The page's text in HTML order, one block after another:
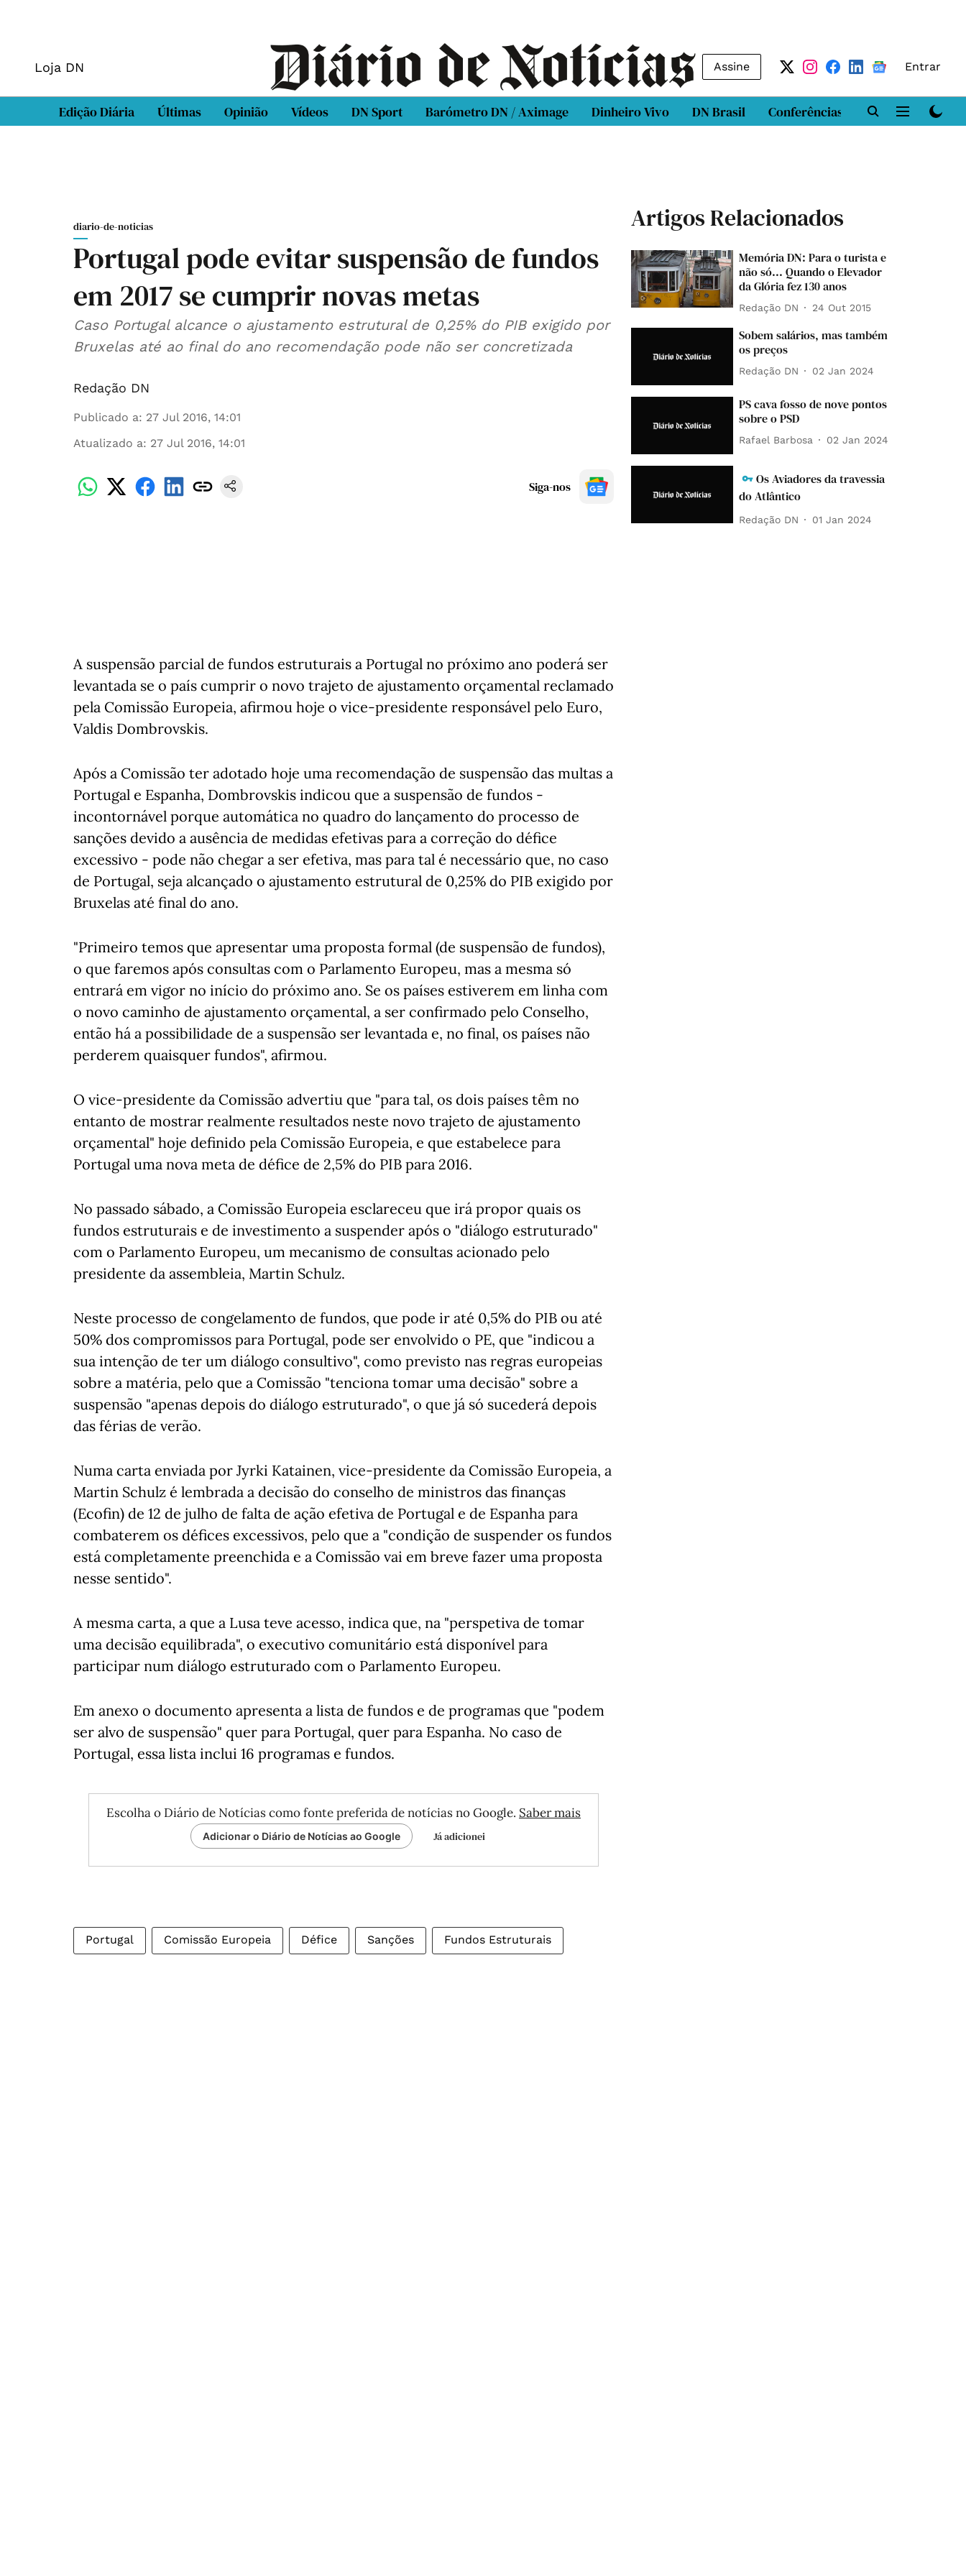
Loja DN Assine Entrar
Edição Diária Últimas Opinião Vídeos DN Sport Barómetro DN / Aximage Dinheiro Vivo DN Brasil Conferências DN LAB
diario-de-noticias
Portugal pode evitar suspensão de fundos
em 2017 se cumprir novas metas
Caso Portugal alcance o ajustamento estrutural de 0,25% do PIB exigido por
Bruxelas até ao final do ano recomendação pode não ser concretizada
Redação DN
Publicado a: 27 Jul 2016, 14:01
Atualizado a: 27 Jul 2016, 14:01
Siga-nos
A suspensão parcial de fundos estruturais a Portugal no próximo ano poderá ser
levantada se o país cumprir o novo trajeto de ajustamento orçamental reclamado
pela Comissão Europeia, afirmou hoje o vice-presidente responsável pelo Euro,
Valdis Dombrovskis.
Após a Comissão ter adotado hoje uma recomendação de suspensão das multas a
Portugal e Espanha, Dombrovskis indicou que a suspensão de fundos -
incontornável porque automática no quadro do lançamento do processo de
sanções devido a ausência de medidas efetivas para a correção do défice
excessivo - pode não chegar a ser efetiva, mas para tal é necessário que, no caso
de Portugal, seja alcançado o ajustamento estrutural de 0,25% do PIB exigido por
Bruxelas até final do ano.
"Primeiro temos que apresentar uma proposta formal (de suspensão de fundos),
o que faremos após consultas com o Parlamento Europeu, mas a mesma só
entrará em vigor no início do próximo ano. Se os países estiverem em linha com
o novo caminho de ajustamento orçamental, a ser confirmado pelo Conselho,
então há a possibilidade de a suspensão ser levantada e, no final, os países não
perderem quaisquer fundos", afirmou.
O vice-presidente da Comissão advertiu que "para tal, os dois países têm no
entanto de mostrar realmente resultados neste novo trajeto de ajustamento
orçamental" hoje definido pela Comissão Europeia, e que estabelece para
Portugal uma nova meta de défice de 2,5% do PIB para 2016.
No passado sábado, a Comissão Europeia esclareceu que irá propor quais os
fundos estruturais e de investimento a suspender após o "diálogo estruturado"
com o Parlamento Europeu, um mecanismo de consultas acionado pelo
presidente da assembleia, Martin Schulz.
Neste processo de congelamento de fundos, que pode ir até 0,5% do PIB ou até
50% dos compromissos para Portugal, pode ser envolvido o PE, que "indicou a
sua intenção de ter um diálogo consultivo", como previsto nas regras europeias
sobre a matéria, pelo que a Comissão "tenciona tomar uma decisão" sobre a
suspensão "apenas depois do diálogo estruturado", o que já só sucederá depois
das férias de verão.
Numa carta enviada por Jyrki Katainen, vice-presidente da Comissão Europeia, a
Martin Schulz é lembrada a decisão do conselho de ministros das finanças
(Ecofin) de 12 de julho de falta de ação efetiva de Portugal e de Espanha para
combaterem os défices excessivos, pelo que a "condição de suspender os fundos
está completamente preenchida e a Comissão vai em breve fazer uma proposta
nesse sentido".
A mesma carta, a que a Lusa teve acesso, indica que, na "perspetiva de tomar
uma decisão equilibrada", o executivo comunitário está disponível para
participar num diálogo estruturado com o Parlamento Europeu.
Em anexo o documento apresenta a lista de fundos e de programas que "podem
ser alvo de suspensão" quer para Portugal, quer para Espanha. No caso de
Portugal, essa lista inclui 16 programas e fundos.
Escolha o Diário de Notícias como fonte preferida de notícias no Google. Saber mais
Adicionar o Diário de Notícias ao Google Já adicionei
Portugal Comissão Europeia Défice Sanções Fundos Estruturais
Artigos Relacionados
Memória DN: Para o turista e
não só... Quando o Elevador
da Glória fez 130 anos
Redação DN 24 Out 2015
Sobem salários, mas também
os preços
Redação DN 02 Jan 2024
PS cava fosso de nove pontos
sobre o PSD
Rafael Barbosa 02 Jan 2024
Os Aviadores da travessia
do Atlântico
Redação DN 01 Jan 2024